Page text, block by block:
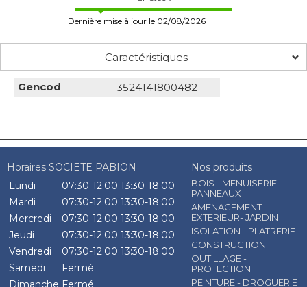
Dernière mise à jour le 02/08/2026
Caractéristiques
Gencod 3524141800482
Horaires SOCIETE PABION
Lundi
07:30-12:00 13:30-18:00
Mardi
07:30-12:00 13:30-18:00
Mercredi
07:30-12:00 13:30-18:00
Jeudi
07:30-12:00 13:30-18:00
Vendredi
07:30-12:00 13:30-18:00
Samedi
Fermé
Dimanche Fermé
Nos produits
BOIS - MENUISERIE -
PANNEAUX
AMENAGEMENT
EXTERIEUR- JARDIN
ISOLATION - PLATRERIE
CONSTRUCTION
OUTILLAGE -
PROTECTION
PEINTURE - DROGUERIE